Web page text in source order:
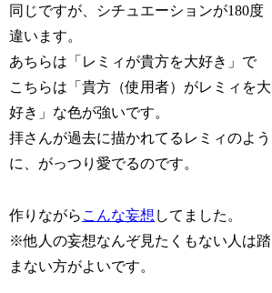
同じですが、シチュエーションが180度
違います。
あちらは「レミィが貴方を大好き」で
こちらは「貴方（使用者）がレミィを大
好き」な色が強いです。
拝さんが過去に描かれてるレミィのよう
に、がっつり愛でるのです。
作りながら こんな妄想 してました。
※他人の妄想なんぞ見たくもない人は踏
まない方がよいです。